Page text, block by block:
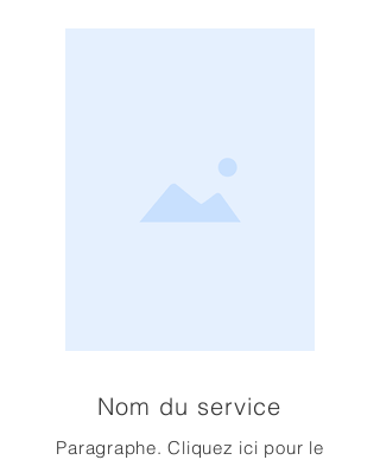
Nom du service
Paragraphe. Cliquez ici pour le